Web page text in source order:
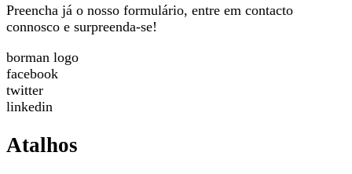
Preencha já o nosso formulário, entre em contacto
connosco e surpreenda-se!
borman logo
facebook
twitter
linkedin
Atalhos